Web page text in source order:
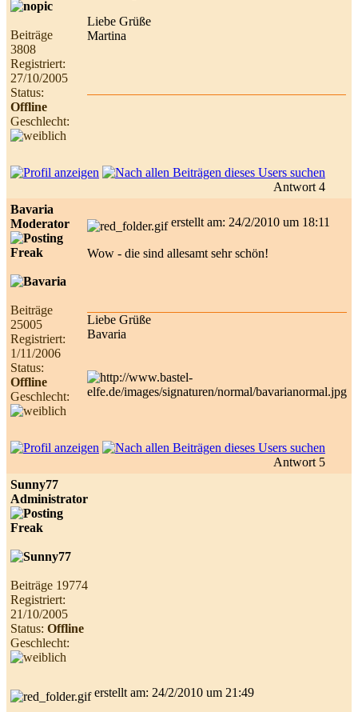
Beiträge
3808
Registriert:
27/10/2005
Status:
Offline
Geschlecht:
Liebe Grüße
Martina
Antwort 4
Bavaria
Moderator
Beiträge
25005
Registriert:
1/11/2006
Status:
Offline
Geschlecht:
erstellt am: 24/2/2010 um 18:11
Wow - die sind allesamt sehr schön!
Liebe Grüße
Bavaria
Antwort 5
Sunny77
Administrator
Beiträge 19774
Registriert:
21/10/2005
Status: Offline
Geschlecht:
erstellt am: 24/2/2010 um 21:49